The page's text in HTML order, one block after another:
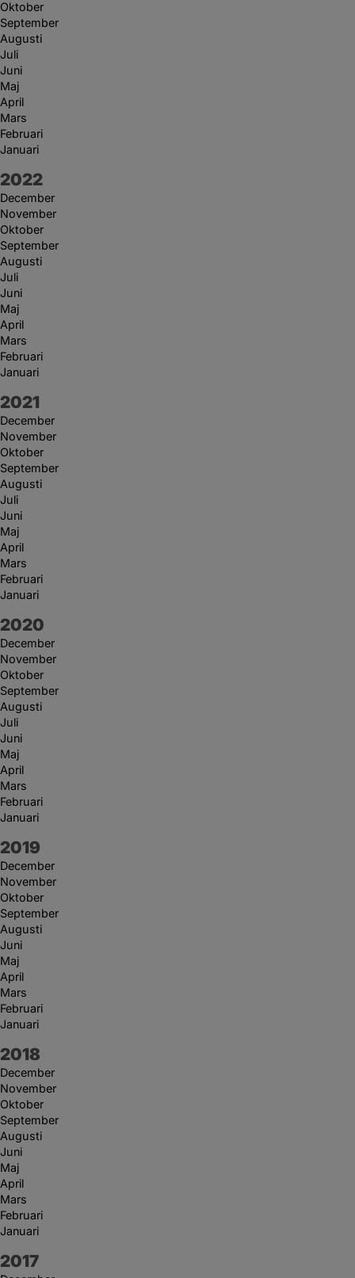
Oktober
September
Augusti
Juli
Juni
Maj
April
Mars
Februari
Januari
År:
2022
December
November
Oktober
September
Augusti
Juli
Juni
Maj
April
Mars
Februari
Januari
År:
2021
December
November
Oktober
September
Augusti
Juli
Juni
Maj
April
Mars
Februari
Januari
År:
2020
December
November
Oktober
September
Augusti
Juli
Juni
Maj
April
Mars
Februari
Januari
År:
2019
December
November
Oktober
September
Augusti
Juni
Maj
April
Mars
Februari
Januari
År:
2018
December
November
Oktober
September
Augusti
Juni
Maj
April
Mars
Februari
Januari
År:
2017